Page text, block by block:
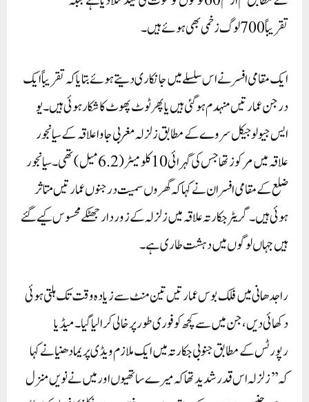
تقریباً 700 لوگ زخمی بھی ہوئے ہیں۔
ایک مقامی افسر نے اس سلسلے میں جانکاری دیتے ہوئے بتایا کہ تقریباً ایک
درجن عمارتیں منہدم ہو گئی ہیں یا پھر ٹوٹ پھوٹ کا شکار ہوئی ہیں۔یو
ایس جیولوجیکل سروے کے مطابق زلزلہ مغربی جاوا علاقہ کے سیانجور
علاقہ میں مرکوز تھا جس کی گہرائی 10 کلومیٹر (6.2میل) تھی۔ سیانجور
ضلع کے مقامی افسران نے کہا کہ گھروں سمیت درجنوں عمارتیں متاثر
ہوئی ہیں۔ گریٹر جکارتہ علاقہ میں زلزلہ کے زوردار جھٹکے محسوس کیے گئے
ہیں جہاں لوگوں میں دہشت طاری ہے۔
راجدھانی میں فلک بوس عمارتیں تین منٹ سے زیادہ وقت تک ہلتی ہوئی
دکھائی دیں، جن میں سے کچھ کو فوری طور پر خالی کرا لیا گیا۔میڈیا
رپورٹس کے مطابق جنوبی جکارتہ میں ایک ملازم ویڈی پریمادھنیا نے کہا
کہ ’’زلزلہ اس قدر شدید تھا کہ میرے ساتھیوں اور میں نے نویں منزل